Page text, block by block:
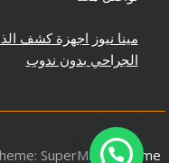
مينا نيوز اجهزة كشف
الجراحي بدون ندوب
SuperMag by Acme